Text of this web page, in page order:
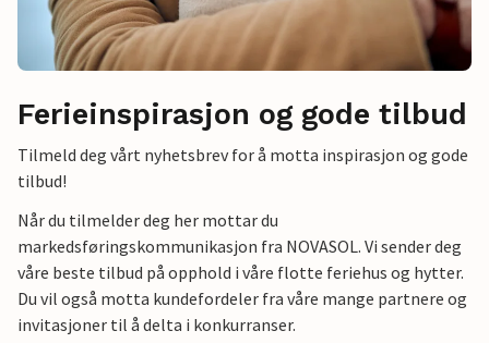
Ferieinspirasjon og gode tilbud
Tilmeld deg vårt nyhetsbrev for å motta inspirasjon og gode
tilbud!
Når du tilmelder deg her mottar du
markedsføringskommunikasjon fra NOVASOL. Vi sender deg
våre beste tilbud på opphold i våre flotte feriehus og hytter.
Du vil også motta kundefordeler fra våre mange partnere og
invitasjoner til å delta i konkurranser.